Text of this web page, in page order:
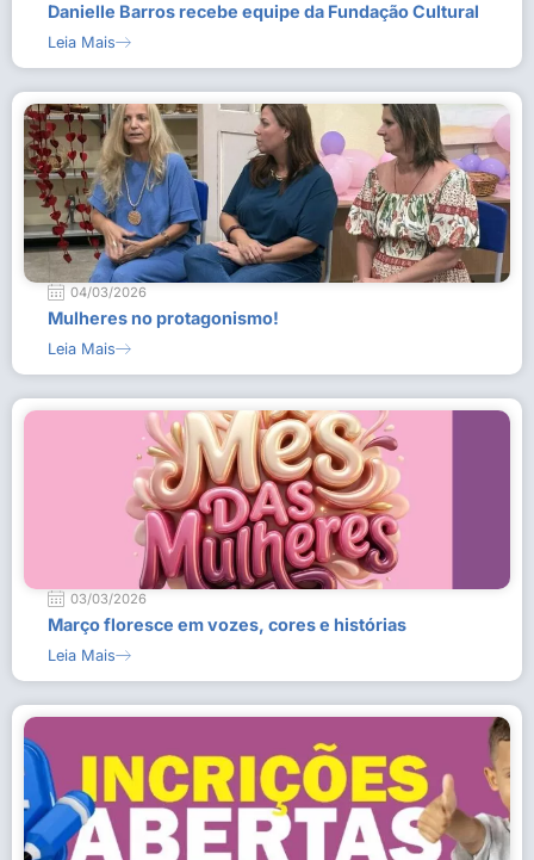
Danielle Barros recebe equipe da Fundação Cultural
Leia Mais
04/03/2026
Mulheres no protagonismo!
Leia Mais
03/03/2026
Março floresce em vozes, cores e histórias
Leia Mais